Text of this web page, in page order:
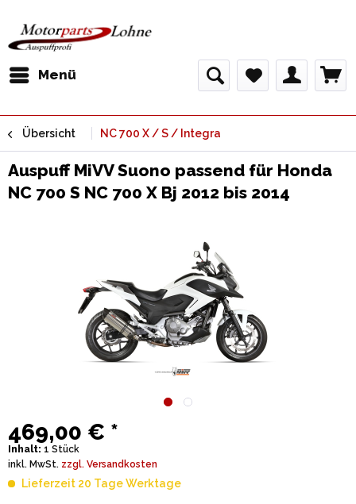
Menü
Übersicht NC 700 X / S / Integra
Auspuff MiVV Suono passend für Honda
NC 700 S NC 700 X Bj 2012 bis 2014
469,00 € *
Inhalt: 1 Stück
inkl. MwSt. zzgl. Versandkosten
Lieferzeit 20 Tage Werktage